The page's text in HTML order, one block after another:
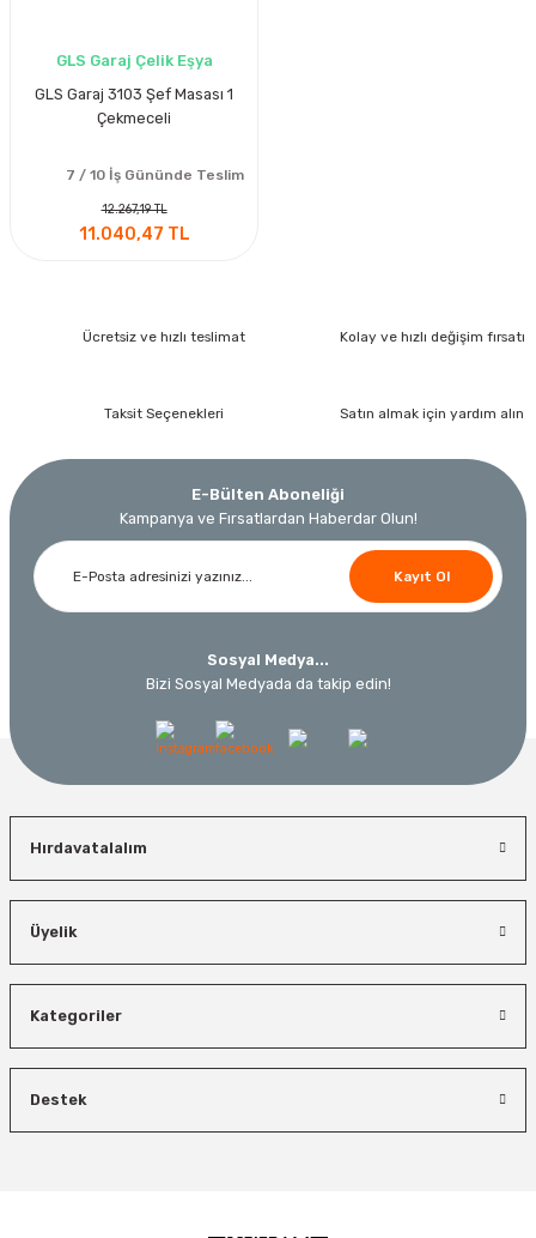
GLS Garaj Çelik Eşya
GLS Garaj 3103 Şef Masası 1
Çekmeceli
7 / 10 İş Gününde Teslim
12.267,19 TL
11.040,47 TL
Ücretsiz ve hızlı teslimat Kolay ve hızlı değişim fırsatı
Taksit Seçenekleri Satın almak için yardım alın
E-Bülten Aboneliği
Kampanya ve Fırsatlardan Haberdar Olun!
Kayıt Ol
Sosyal Medya...
Bizi Sosyal Medyada da takip edin!
Hırdavatalalım
Üyelik
Kategoriler
Destek